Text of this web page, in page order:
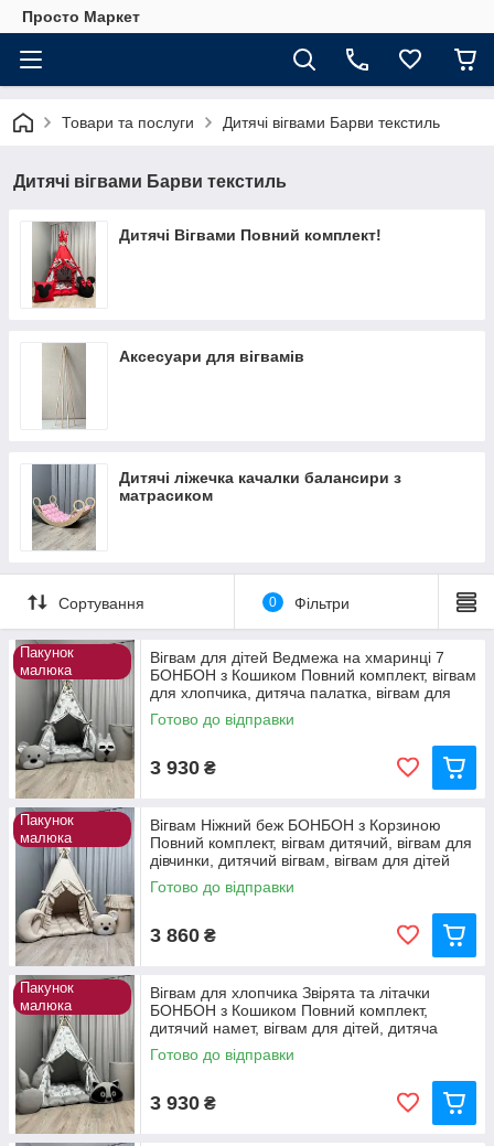
Просто Маркет
Товари та послуги Дитячі вігвами Барви текстиль
Дитячі вігвами Барви текстиль
Дитячі Вігвами Повний комплект!
Аксесуари для вігвамів
Дитячі ліжечка качалки балансири з
матрасиком
Сортування 0 Фільтри
Пакунок
малюка
Вігвам для дітей Ведмежа на хмаринці 7
БОНБОН з Кошиком Повний комплект, вігвам
для хлопчика, дитяча палатка, вігвам для
дівчинки
Готово до відправки
3 930 ₴
Пакунок
малюка
Вігвам Ніжний беж БОНБОН з Корзиною
Повний комплект, вігвам дитячий, вігвам для
дівчинки, дитячий вігвам, вігвам для дітей
Готово до відправки
3 860 ₴
Пакунок
малюка
Вігвам для хлопчика Звірята та літачки
БОНБОН з Кошиком Повний комплект,
дитячий намет, вігвам для дітей, дитяча
палатка
Готово до відправки
3 930 ₴